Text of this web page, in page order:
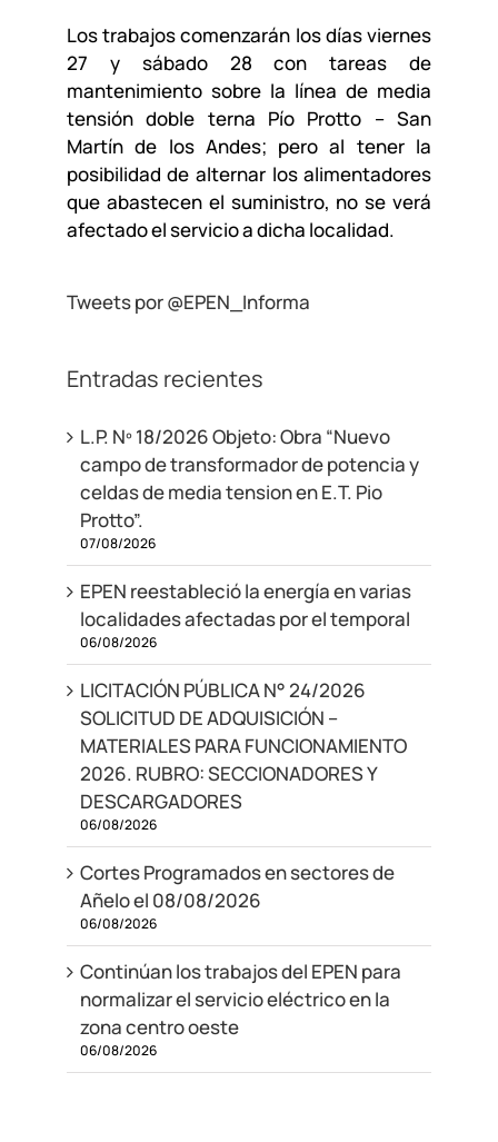
Los trabajos comenzarán los días viernes
27 y sábado 28 con tareas de
mantenimiento sobre la línea de media
tensión doble terna Pío Protto – San
Martín de los Andes; pero al tener la
posibilidad de alternar los alimentadores
que abastecen el suministro, no se verá
afectado el servicio a dicha localidad.
Tweets por @EPEN_Informa
Entradas recientes
L.P. Nº 18/2026 Objeto: Obra “Nuevo
campo de transformador de potencia y
celdas de media tension en E.T. Pio
Protto”.
07/08/2026
EPEN reestableció la energía en varias
localidades afectadas por el temporal
06/08/2026
LICITACIÓN PÚBLICA N° 24/2026
SOLICITUD DE ADQUISICIÓN –
MATERIALES PARA FUNCIONAMIENTO
2026. RUBRO: SECCIONADORES Y
DESCARGADORES
06/08/2026
Cortes Programados en sectores de
Añelo el 08/08/2026
06/08/2026
Continúan los trabajos del EPEN para
normalizar el servicio eléctrico en la
zona centro oeste
06/08/2026